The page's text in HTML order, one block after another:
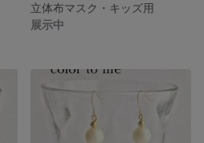
立体布マスク・キッズ用
展示中